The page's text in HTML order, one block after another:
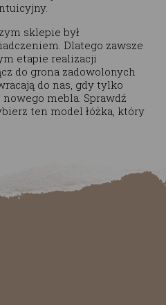
sklepie był
Dlatego zawsze
etapie realizacji
do grona zadowolonych
do nas, gdy tylko
mebla. Sprawdź
ten model łóżka, który